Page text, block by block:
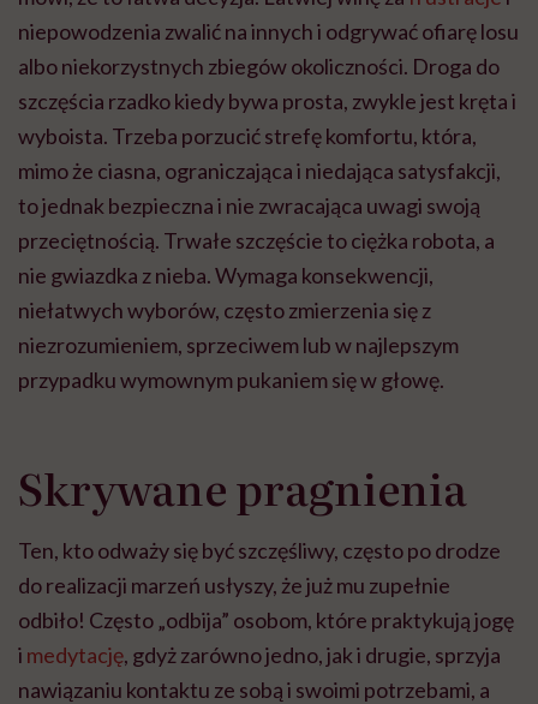
niepowodzenia zwalić na innych i odgrywać ofiarę losu
albo niekorzystnych zbiegów okoliczności. Droga do
szczęścia rzadko kiedy bywa prosta, zwykle jest kręta i
wyboista. Trzeba porzucić strefę komfortu, która,
mimo że ciasna, ograniczająca i niedająca satysfakcji,
to jednak bezpieczna i nie zwracająca uwagi swoją
przeciętnością. Trwałe szczęście to ciężka robota, a
nie gwiazdka z nieba. Wymaga konsekwencji,
niełatwych wyborów, często zmierzenia się z
niezrozumieniem, sprzeciwem lub w najlepszym
przypadku wymownym pukaniem się w głowę.
Skrywane pragnienia
Ten, kto odważy się być szczęśliwy, często po drodze
do realizacji marzeń usłyszy, że już mu zupełnie
odbiło! Często „odbija” osobom, które praktykują jogę
i medytację, gdyż zarówno jedno, jak i drugie, sprzyja
nawiązaniu kontaktu ze sobą i swoimi potrzebami, a